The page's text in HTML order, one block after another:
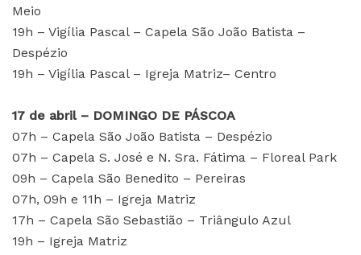
Meio
19h – Vigília Pascal – Capela São João Batista –
Despézio
19h – Vigília Pascal – Igreja Matriz– Centro
17 de abril – DOMINGO DE PÁSCOA
07h – Capela São João Batista – Despézio
07h – Capela S. José e N. Sra. Fátima – Floreal Park
09h – Capela São Benedito – Pereiras
07h, 09h e 11h – Igreja Matriz
17h – Capela São Sebastião – Triângulo Azul
19h – Igreja Matriz